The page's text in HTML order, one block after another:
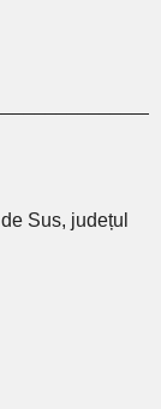
Sus, județul